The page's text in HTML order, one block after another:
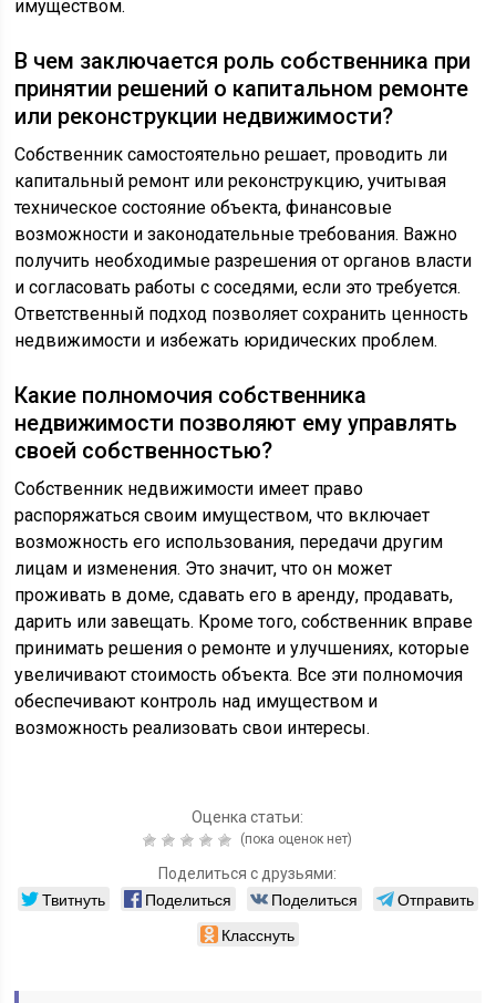
имуществом.
В чем заключается роль собственника при
принятии решений о капитальном ремонте
или реконструкции недвижимости?
Собственник самостоятельно решает, проводить ли
капитальный ремонт или реконструкцию, учитывая
техническое состояние объекта, финансовые
возможности и законодательные требования. Важно
получить необходимые разрешения от органов власти
и согласовать работы с соседями, если это требуется.
Ответственный подход позволяет сохранить ценность
недвижимости и избежать юридических проблем.
Какие полномочия собственника
недвижимости позволяют ему управлять
своей собственностью?
Собственник недвижимости имеет право
распоряжаться своим имуществом, что включает
возможность его использования, передачи другим
лицам и изменения. Это значит, что он может
проживать в доме, сдавать его в аренду, продавать,
дарить или завещать. Кроме того, собственник вправе
принимать решения о ремонте и улучшениях, которые
увеличивают стоимость объекта. Все эти полномочия
обеспечивают контроль над имуществом и
возможность реализовать свои интересы.
Оценка статьи:
(пока оценок нет)
Поделиться с друзьями:
Твитнуть Поделиться Поделиться
Отправить
Класснуть